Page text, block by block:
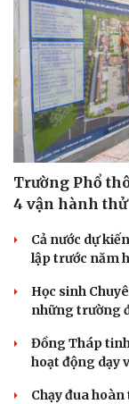
Dinh dưỡng - món
Cây thuốc
Sản phụ khoa
Nhi khoa
Nam khoa
Làm đẹp - giảm
Phòng mạch online
Trường Phổ
4 vận hành thử
Cả nước dự
lập trước năm
Học sinh
những trường
Đồng Tháp
hoạt động dạy
Chạy đua